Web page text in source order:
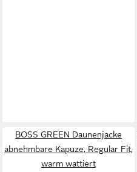
BOSS GREEN Daunenjacke
abnehmbare Kapuze, Regular Fit,
warm wattiert